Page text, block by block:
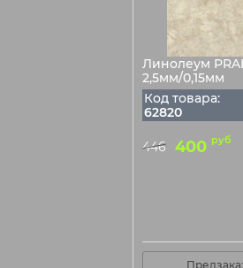
Линолеум
2,5мм/0,15мм
Код товара:
62820
446 400 руб